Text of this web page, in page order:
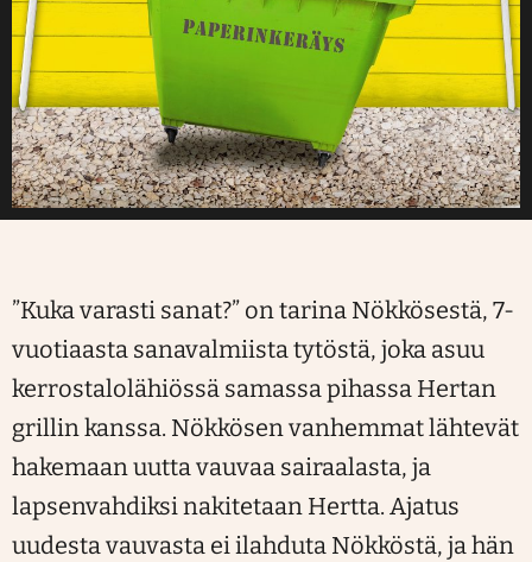
”Kuka varasti sanat?” on tarina Nökkösestä, 7-
vuotiaasta sanavalmiista tytöstä, joka asuu
kerrostalolähiössä samassa pihassa Hertan
grillin kanssa. Nökkösen vanhemmat lähtevät
hakemaan uutta vauvaa sairaalasta, ja
lapsenvahdiksi nakitetaan Hertta. Ajatus
uudesta vauvasta ei ilahduta Nökköstä, ja hän